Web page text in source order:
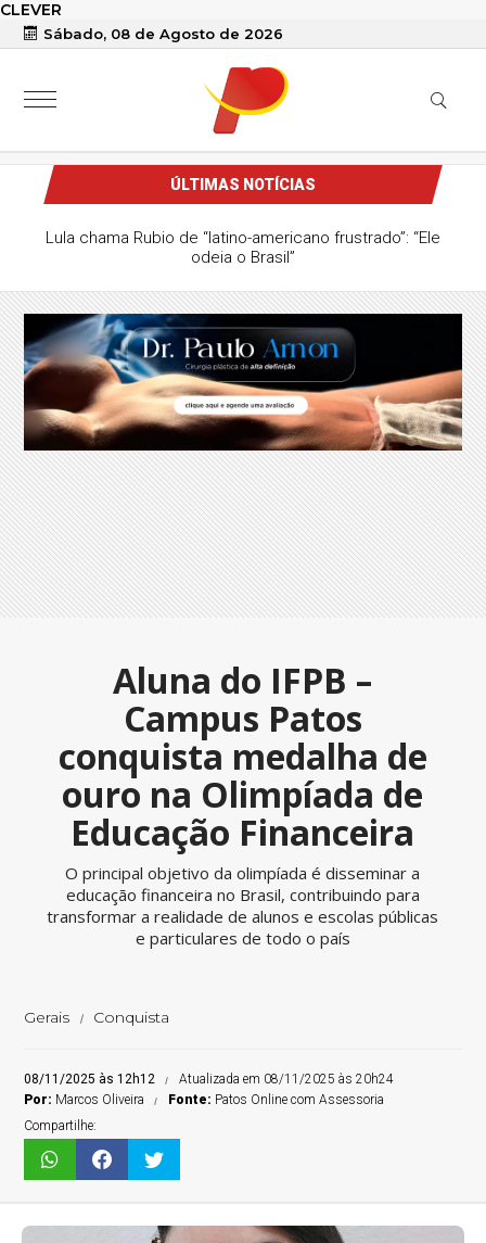
CLEVER
Sábado, 08 de Agosto de 2026
ÚLTIMAS NOTÍCIAS
Lula chama Rubio de “latino-americano frustrado”: “Ele
odeia o Brasil”
Aluna do IFPB –
Campus Patos
conquista medalha de
ouro na Olimpíada de
Educação Financeira
O principal objetivo da olimpíada é disseminar a
educação financeira no Brasil, contribuindo para
transformar a realidade de alunos e escolas públicas
e particulares de todo o país
Gerais Conquista
08/11/2025 às 12h12
Atualizada em 08/11/2025 às 20h24
Por: Marcos Oliveira Fonte: Patos Online com Assessoria
Compartilhe: